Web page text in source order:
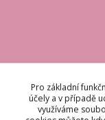
KONTAKT
Odpovídáme do 48
Pro základní
účely a v případě
využíváme